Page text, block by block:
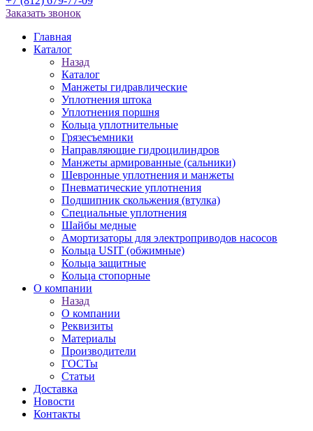
Заказать звонок
Главная
Каталог
Назад
Каталог
Манжеты гидравлические
Уплотнения штока
Уплотнения поршня
Кольца уплотнительные
Грязесъемники
Направляющие гидроцилиндров
Манжеты армированные (сальники)
Шевронные уплотнения и манжеты
Пневматические уплотнения
Подшипник скольжения (втулка)
Специальные уплотнения
Шайбы медные
Амортизаторы для электроприводов насосов
Кольца USIT (обжимные)
Кольца защитные
Кольца стопорные
О компании
Назад
О компании
Реквизиты
Материалы
Производители
ГОСТы
Статьи
Доставка
Новости
Контакты